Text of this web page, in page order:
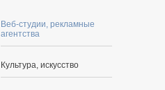
Веб-студии, рекламные
агентства
Культура, искусство